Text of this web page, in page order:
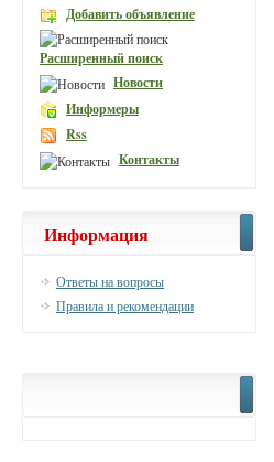
Добавить объявление
Расширенный поиск
Новости
Информеры
Rss
Контакты
Информация
Ответы на вопросы
Правила и рекомендации